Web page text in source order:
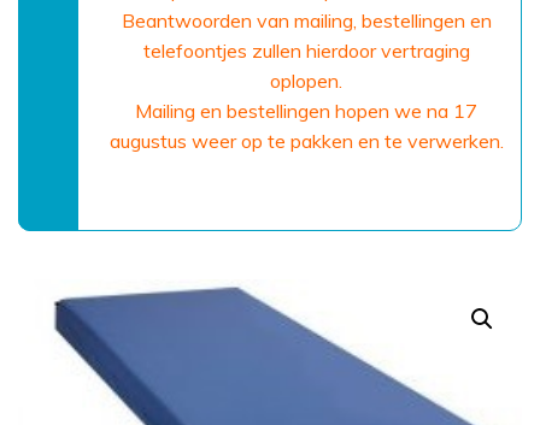
Beantwoorden van mailing, bestellingen en
telefoontjes zullen hierdoor vertraging
oplopen.
Mailing en bestellingen hopen we na 17
augustus weer op te pakken en te verwerken.